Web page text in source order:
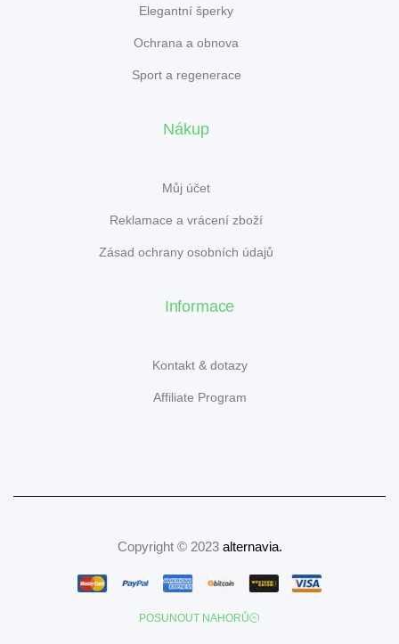
Elegantní šperky
Ochrana a obnova
Sport a regenerace
Nákup
Můj účet
Reklamace a vrácení zboží
Zásad ochrany osobních údajů
Informace
Kontakt & dotazy
Affiliate Program
Copyright © 2023 alternavia.
POSUNOUT NAHORŮ